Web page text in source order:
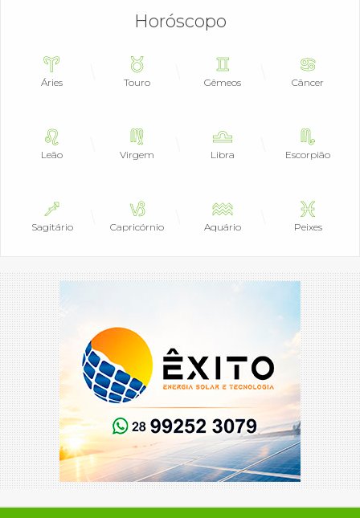
Horóscopo
Áries Touro Gêmeos Câncer
Leão Virgem Libra Escorpião
Sagitário Capricórnio Aquário Peixes